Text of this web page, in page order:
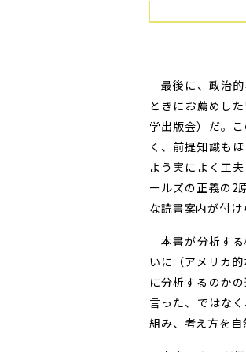
最後に、政治的
ときにお薦めし
学出版会）だ。
く、前提知識も
よう実によく工
ールズの正義の2
な読書案内が付け
本書が分析する
いに（アメリカ
に分析するのか
言った、ではな
組み、考え方を自